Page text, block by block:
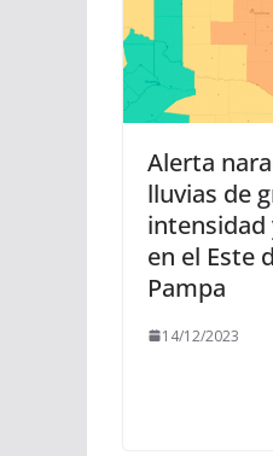
Alerta
lluvias de
intensidad
en el Este
Pampa
14/12/2023